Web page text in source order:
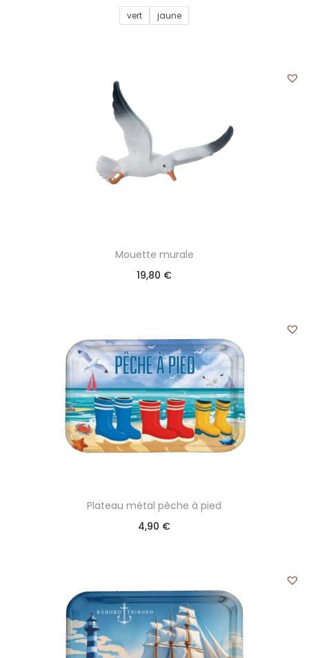
vert jaune
Mouette murale
19,80 €
Plateau métal pêche à pied
4,90 €